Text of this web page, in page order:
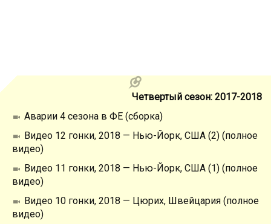
Четвертый сезон: 2017-2018
Аварии 4 сезона в ФЕ (сборка)
Видео 12 гонки, 2018 — Нью-Йорк, США (2) (полное
видео)
Видео 11 гонки, 2018 — Нью-Йорк, США (1) (полное
видео)
Видео 10 гонки, 2018 — Цюрих, Швейцария (полное
видео)